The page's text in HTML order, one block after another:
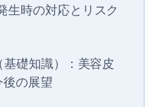
生時の対応とリスク
礎知識）：美容皮
の展望